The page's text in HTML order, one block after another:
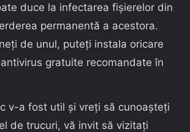
duce la infectarea fișierelor din
permanentă a acestora.
de unul, puteți instala oricare
gratuite recomandate în
v-a fost util și vreți să cunoașteți
de trucuri, vă invit să vizitați